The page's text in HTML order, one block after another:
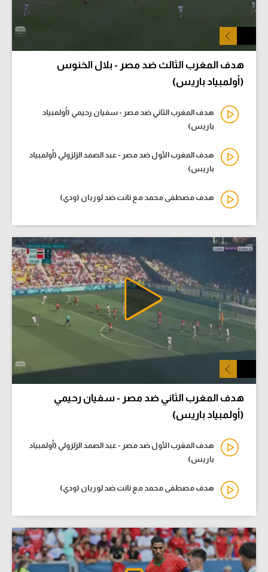
هدف المغرب الثالث ضد مصر - بلال الخنوس
(أولمبياد باريس)
هدف المغرب الثاني ضد مصر - سفيان رحيمي (أولمبياد
باريس)
هدف المغرب الأول ضد مصر - عبد الصمد الزلزولي (أولمبياد
باريس)
هدف مصطفى محمد مع نانت ضد لوريان (ودي)
هدف المغرب الثاني ضد مصر - سفيان رحيمي
(أولمبياد باريس)
هدف المغرب الأول ضد مصر - عبد الصمد الزلزولي (أولمبياد
باريس)
هدف مصطفى محمد مع نانت ضد لوريان (ودي)